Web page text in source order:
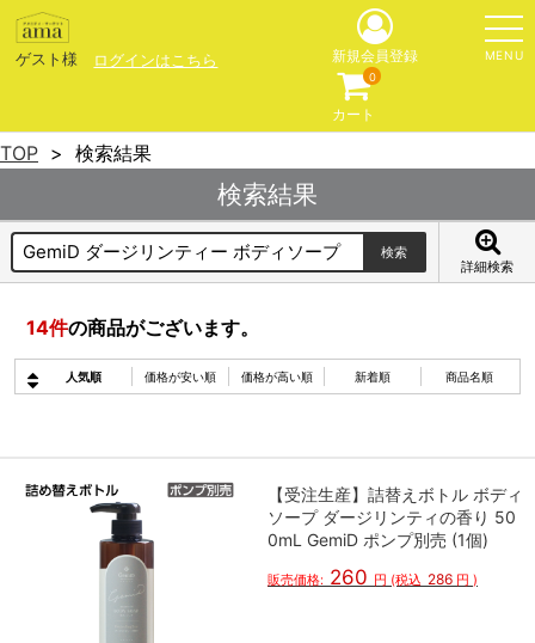
ゲスト様 ログインはこちら MENU
新規会員登録
カート
0
TOP 検索結果
検索結果
詳細検索
14件の商品がございます。
人気順 価格が安い順 価格が高い順 新着順 商品名順
【受注生産】詰替えボトル ボディ
ソープ ダージリンティの香り 50
0mL GemiD ポンプ別売 (1個)
販売価格: 260 円 (税込 286 円 )